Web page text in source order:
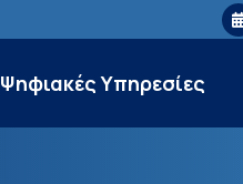
Ψηφιακές Υπηρεσίες